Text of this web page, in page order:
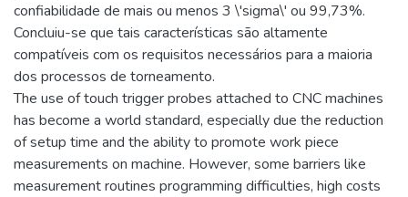
confiabilidade de mais ou menos 3 \'sigma\' ou 99,73%.
Concluiu-se que tais características são altamente
compatíveis com os requisitos necessários para a maioria
dos processos de torneamento.
The use of touch trigger probes attached to CNC machines
has become a world standard, especially due the reduction
of setup time and the ability to promote work piece
measurements on machine. However, some barriers like
measurement routines programming difficulties, high costs